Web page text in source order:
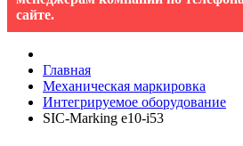
сайте.
Главная
Механическая маркировка
Интегрируемое оборудование
SIC-Marking e10-i53